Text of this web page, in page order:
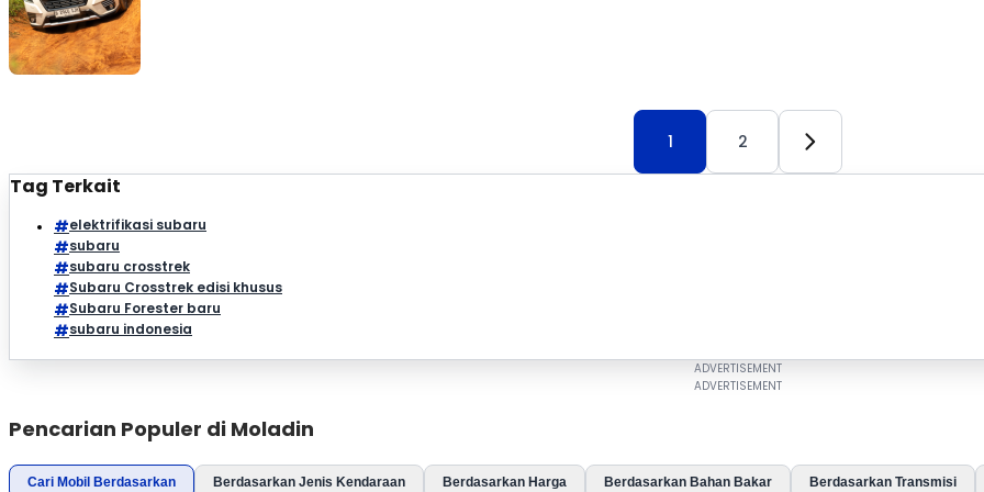
1 2
Tag Terkait
elektrifikasi subaru
subaru
subaru crosstrek
Subaru Crosstrek edisi khusus
Subaru Forester baru
subaru indonesia
Pencarian Populer di Moladin
Cari Mobil Berdasarkan Berdasarkan Jenis Kendaraan Berdasarkan Harga Berdasarkan Bahan Bakar Berdasarkan Transmisi